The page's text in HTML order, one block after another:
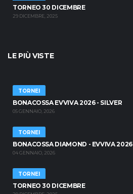
TORNEO 30 DICEMBRE
29 DICEMBRE, 2025
LE PIÙ VISTE
TORNEI
BONACOSSA EVVIVA 2026 - SILVER
05 GENNAIO, 2026
TORNEI
BONACOSSA DIAMOND - EVVIVA 2026
04 GENNAIO, 2026
TORNEI
TORNEO 30 DICEMBRE